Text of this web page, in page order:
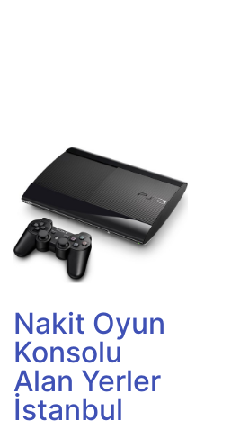
Nakit Oyun
Konsolu
Alan Yerler
İstanbul